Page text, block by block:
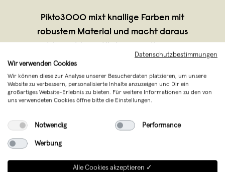
Pikto3000 mixt knallige Farben mit
robustem Material und macht daraus
Planen, Neopren & Co. entstehen in
Leipzig handgemachte Unikate – wild,
praktisch, nachhaltig.
Datenschutzbestimmungen
Wir verwenden Cookies
Wir können diese zur Analyse unserer Besucherdaten platzieren, um unsere
Website zu verbessern, personalisierte Inhalte anzuzeigen und Dir ein
großartiges Website-Erlebnis zu bieten. Für weitere Informationen zu den von
uns verwendeten Cookies öffne bitte die Einstellungen.
Notwendig Performance
Werbung
Alle Cookies akzeptieren ✓